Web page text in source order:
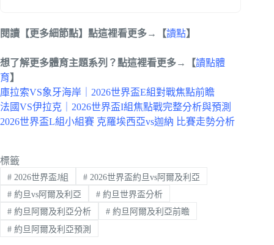
閱讀【更多細節點】點這裡看更多→【讀點】
想了解更多體育主題系列？點這裡看更多→【讀點體
育】
庫拉索VS象牙海岸｜2026世界盃E組對戰焦點前瞻
法國VS伊拉克｜2026世界盃I組焦點戰完整分析與預測
2026世界盃L組小組賽 克羅埃西亞vs迦納 比賽走勢分析
標籤
#2026世界盃J組 #2026世界盃約旦vs阿爾及利亞
#約旦vs阿爾及利亞 #約旦世界盃分析
#約旦阿爾及利亞分析 #約旦阿爾及利亞前瞻
#約旦阿爾及利亞預測